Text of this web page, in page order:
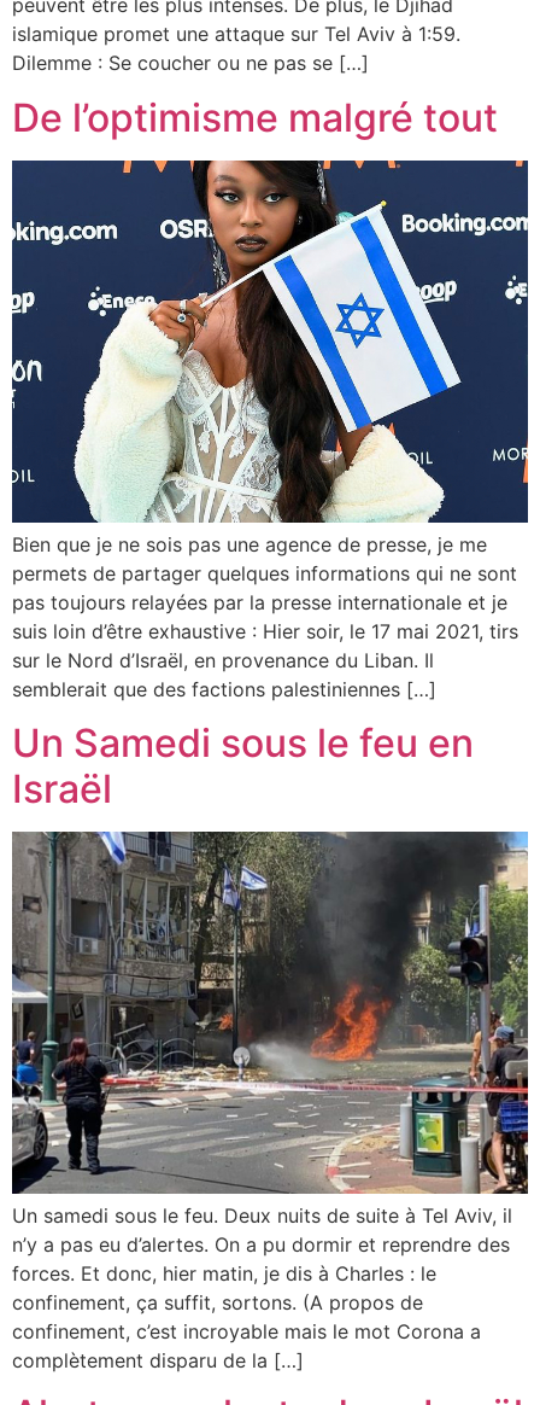
peuvent être les plus intenses. De plus, le Djihad
islamique promet une attaque sur Tel Aviv à 1:59.
Dilemme : Se coucher ou ne pas se […]
De l’optimisme malgré tout
Bien que je ne sois pas une agence de presse, je me
permets de partager quelques informations qui ne sont
pas toujours relayées par la presse internationale et je
suis loin d’être exhaustive : Hier soir, le 17 mai 2021, tirs
sur le Nord d’Israël, en provenance du Liban. Il
semblerait que des factions palestiniennes […]
Un Samedi sous le feu en
Israël
Un samedi sous le feu. Deux nuits de suite à Tel Aviv, il
n’y a pas eu d’alertes. On a pu dormir et reprendre des
forces. Et donc, hier matin, je dis à Charles : le
confinement, ça suffit, sortons. (A propos de
confinement, c’est incroyable mais le mot Corona a
complètement disparu de la […]